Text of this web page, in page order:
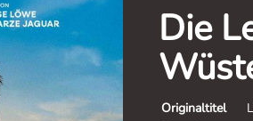
Die
Originaltitel